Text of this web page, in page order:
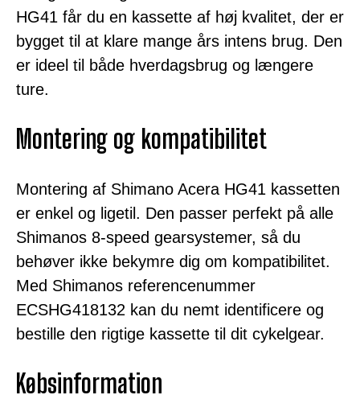
HG41 får du en kassette af høj kvalitet, der er
bygget til at klare mange års intens brug. Den
er ideel til både hverdagsbrug og længere
ture.
Montering og kompatibilitet
Montering af Shimano Acera HG41 kassetten
er enkel og ligetil. Den passer perfekt på alle
Shimanos 8-speed gearsystemer, så du
behøver ikke bekymre dig om kompatibilitet.
Med Shimanos referencenummer
ECSHG418132 kan du nemt identificere og
bestille den rigtige kassette til dit cykelgear.
Købsinformation